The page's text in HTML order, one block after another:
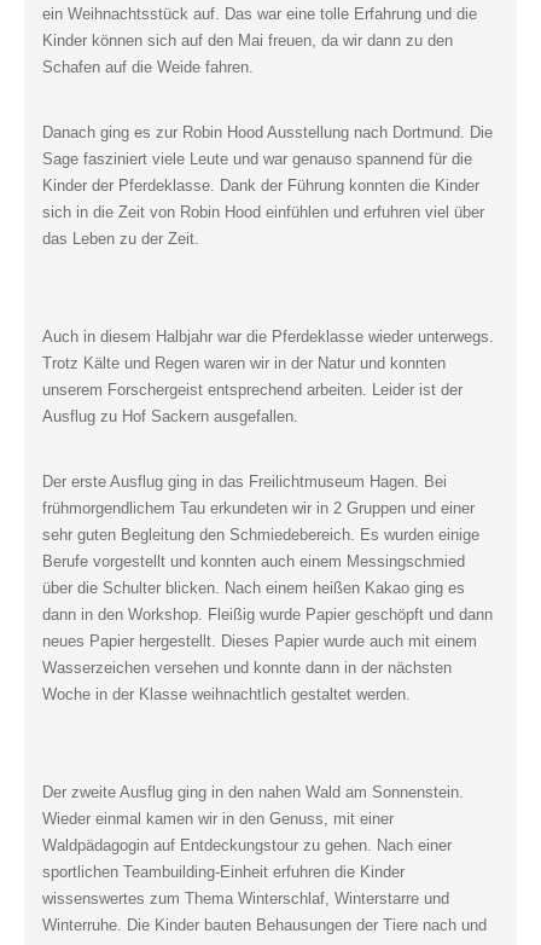
ein Weihnachtsstück auf. Das war eine tolle Erfahrung und die
Kinder können sich auf den Mai freuen, da wir dann zu den
Schafen auf die Weide fahren.
Danach ging es zur Robin Hood Ausstellung nach Dortmund. Die
Sage fasziniert viele Leute und war genauso spannend für die
Kinder der Pferdeklasse. Dank der Führung konnten die Kinder
sich in die Zeit von Robin Hood einfühlen und erfuhren viel über
das Leben zu der Zeit.
Auch in diesem Halbjahr war die Pferdeklasse wieder unterwegs.
Trotz Kälte und Regen waren wir in der Natur und konnten
unserem Forschergeist entsprechend arbeiten. Leider ist der
Ausflug zu Hof Sackern ausgefallen.
Der erste Ausflug ging in das Freilichtmuseum Hagen. Bei
frühmorgendlichem Tau erkundeten wir in 2 Gruppen und einer
sehr guten Begleitung den Schmiedebereich. Es wurden einige
Berufe vorgestellt und konnten auch einem Messingschmied
über die Schulter blicken. Nach einem heißen Kakao ging es
dann in den Workshop. Fleißig wurde Papier geschöpft und dann
neues Papier hergestellt. Dieses Papier wurde auch mit einem
Wasserzeichen versehen und konnte dann in der nächsten
Woche in der Klasse weihnachtlich gestaltet werden.
Der zweite Ausflug ging in den nahen Wald am Sonnenstein.
Wieder einmal kamen wir in den Genuss, mit einer
Waldpädagogin auf Entdeckungstour zu gehen. Nach einer
sportlichen Teambuilding-Einheit erfuhren die Kinder
wissenswertes zum Thema Winterschlaf, Winterstarre und
Winterruhe. Die Kinder bauten Behausungen der Tiere nach und